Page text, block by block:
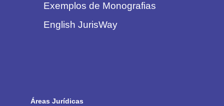
Exemplos de Monografias
English JurisWay
Áreas Jurídicas